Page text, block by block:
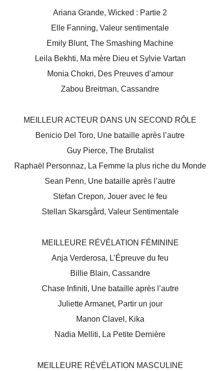
Ariana Grande, Wicked : Partie 2
Elle Fanning, Valeur sentimentale
Emily Blunt, The Smashing Machine
Leila Bekhti, Ma mère Dieu et Sylvie Vartan
Monia Chokri, Des Preuves d’amour
Zabou Breitman, Cassandre
MEILLEUR ACTEUR DANS UN SECOND RÔLE
Benicio Del Toro, Une bataille après l’autre
Guy Pierce, The Brutalist
Raphaël Personnaz, La Femme la plus riche du Monde
Sean Penn, Une bataille après l’autre
Stefan Crepon, Jouer avec le feu
Stellan Skarsgård, Valeur Sentimentale
MEILLEURE RÉVÉLATION FÉMININE
Anja Verderosa, L’Épreuve du feu
Billie Blain, Cassandre
Chase Infiniti, Une bataille après l’autre
Juliette Armanet, Partir un jour
Manon Clavel, Kika
Nadia Melliti, La Petite Dernière
MEILLEURE RÉVÉLATION MASCULINE